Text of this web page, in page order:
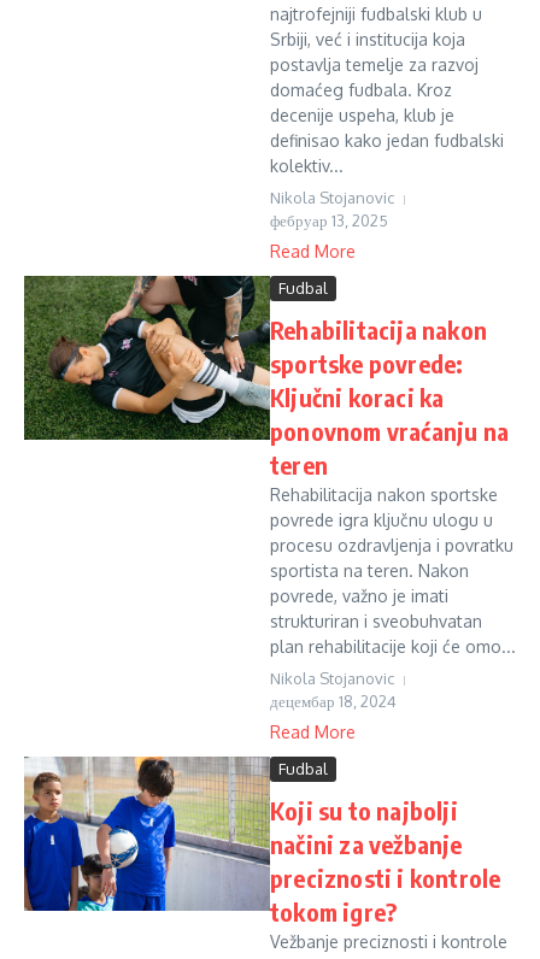
najtrofejniji fudbalski klub u
Srbiji, već i institucija koja
postavlja temelje za razvoj
domaćeg fudbala. Kroz
decenije uspeha, klub je
definisao kako jedan fudbalski
kolektiv...
Nikola Stojanovic
фебруар 13, 2025
Read More
Fudbal
Rehabilitacija nakon
sportske povrede:
Ključni koraci ka
ponovnom vraćanju na
teren
Rehabilitacija nakon sportske
povrede igra ključnu ulogu u
procesu ozdravljenja i povratku
sportista na teren. Nakon
povrede, važno je imati
strukturiran i sveobuhvatan
plan rehabilitacije koji će omo...
Nikola Stojanovic
децембар 18, 2024
Read More
Fudbal
Koji su to najbolji
načini za vežbanje
preciznosti i kontrole
tokom igre?
Vežbanje preciznosti i kontrole